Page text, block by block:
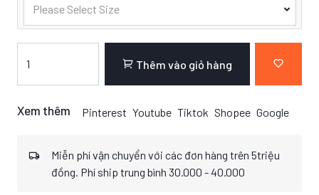
Please Select Size
Thêm vào giỏ hàng
Xem thêm Pinterest Youtube Tiktok Shopee Google
Miễn phí vận chuyển với các đơn hàng trên 5triệu
đồng. Phí ship trung bình 30.000 - 40.000